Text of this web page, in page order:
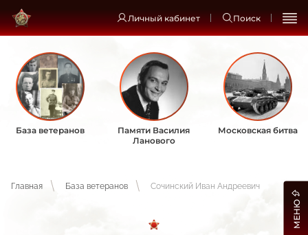
Личный кабинет Поиск
База ветеранов
Памяти Василия
Ланового
Московская битва
Главная База ветеранов Сочинский Иван Андреевич
МЕНЮ